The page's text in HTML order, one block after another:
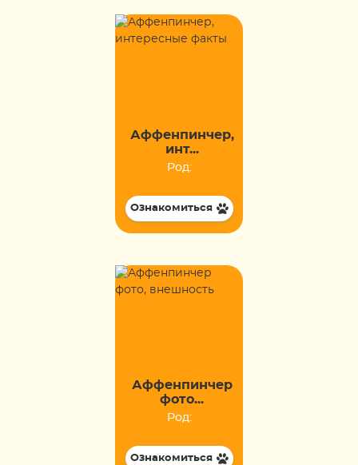
Аффенпинчер,
инт...
Род:
Ознакомиться
Аффенпинчер
фото...
Род:
Ознакомиться